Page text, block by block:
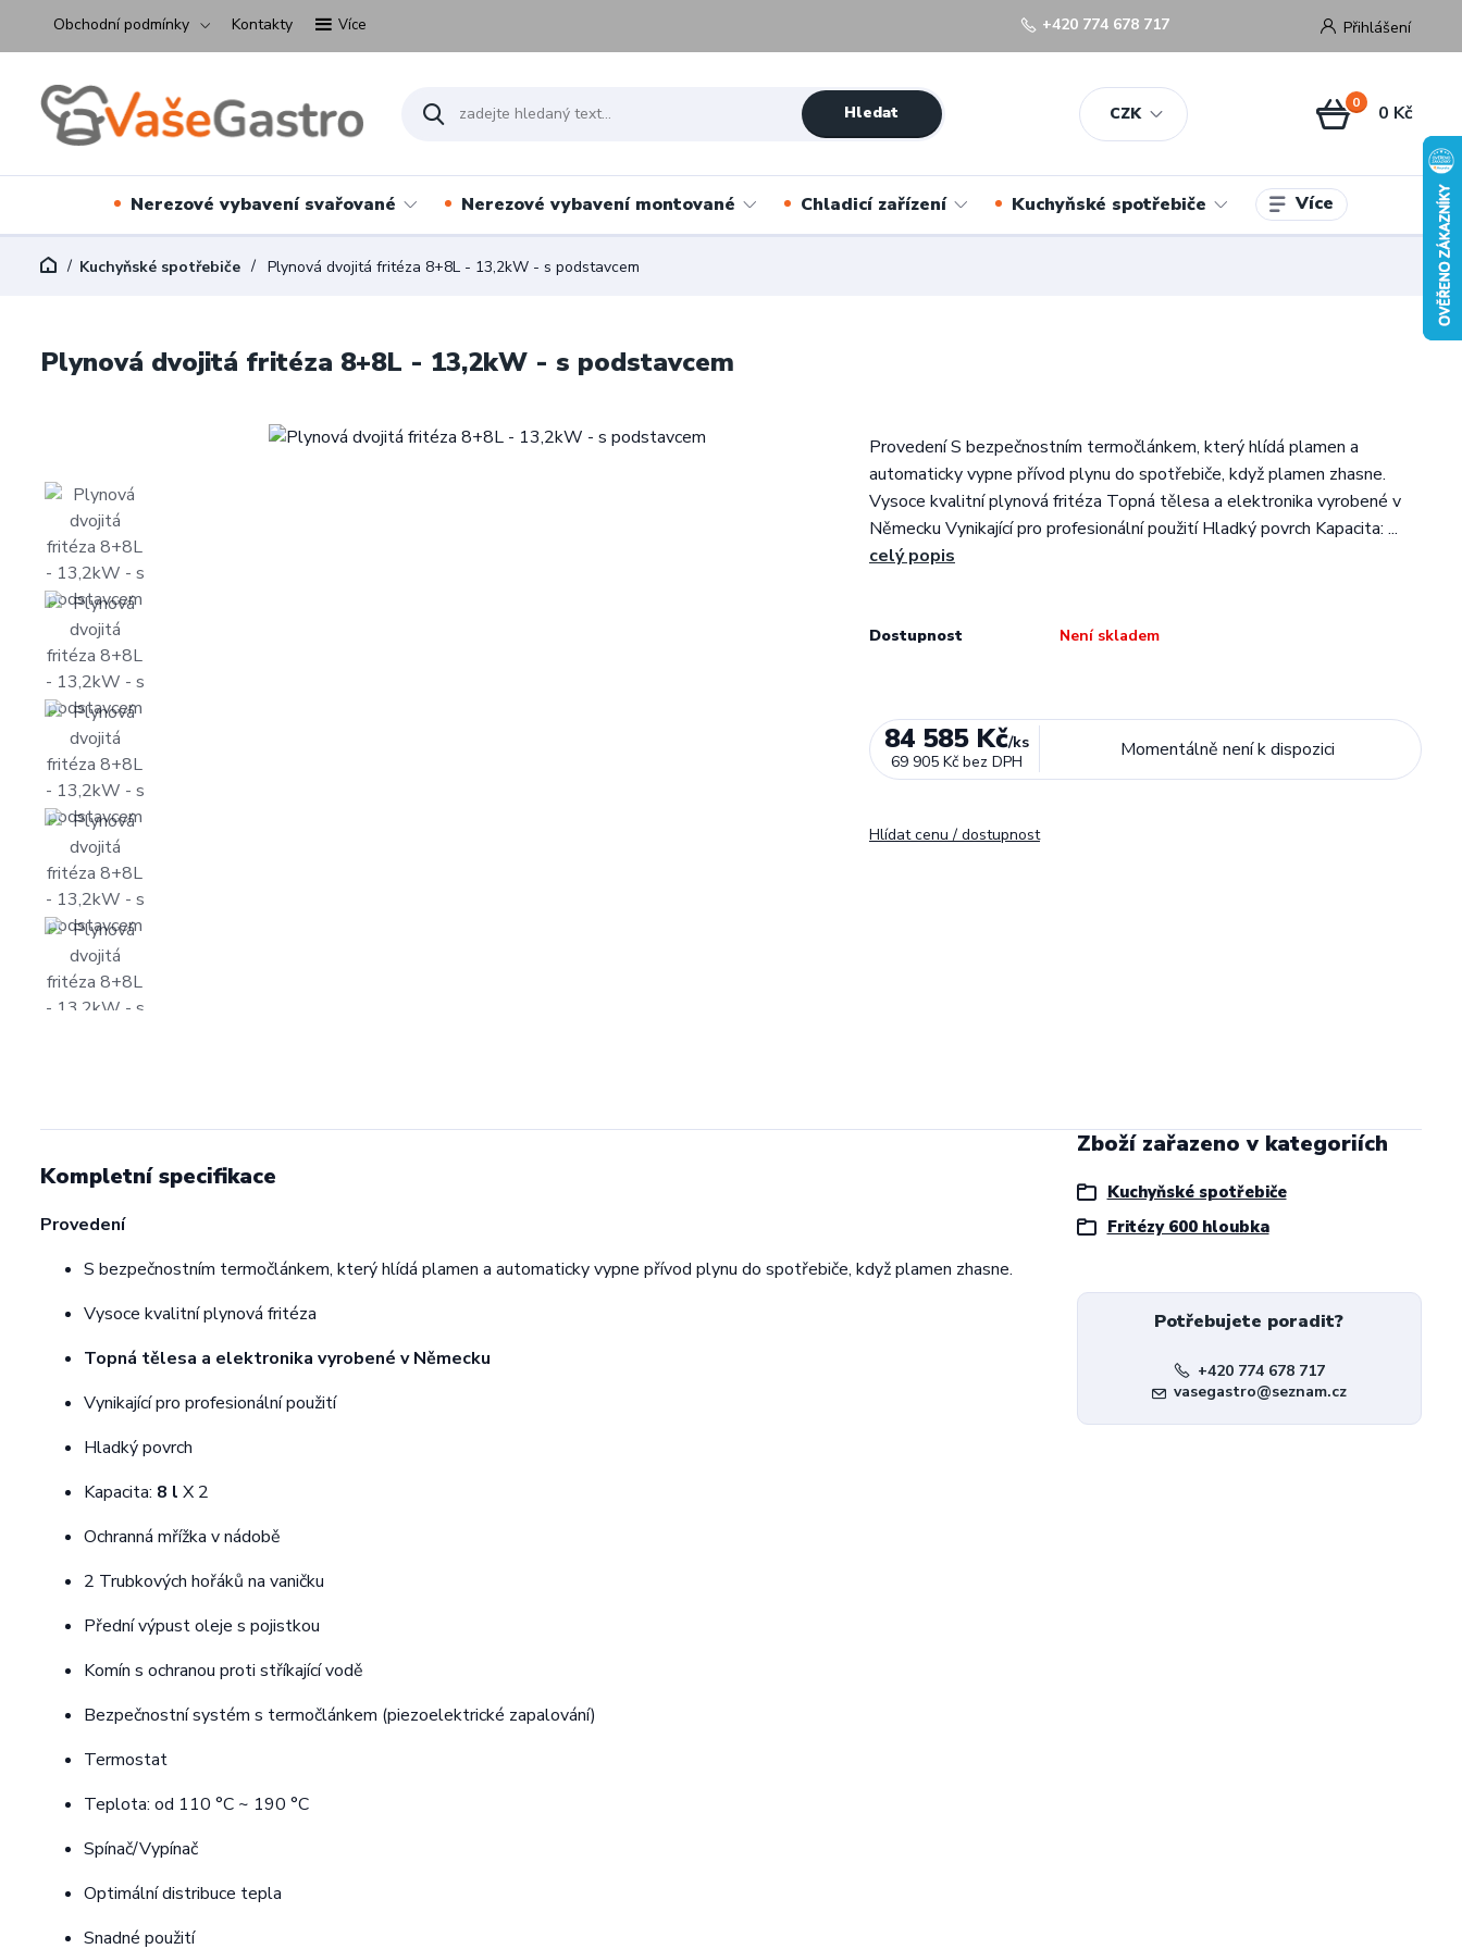
Obchodní podmínky Kontakty Více
CZK
Přihlášení
Hledat
+420 774 678 717
0 0 Kč
Nerezové vybavení svařované Nerezové vybavení montované Chladicí zařízení Kuchyňské spotřebiče Více
Kuchyňské spotřebiče Plynová dvojitá fritéza 8+8L - 13,2kW - s podstavcem
Plynová dvojitá fritéza 8+8L - 13,2kW - s podstavcem
Provedení S bezpečnostním termočlánkem, který hlídá plamen a
automaticky vypne přívod plynu do spotřebiče, když plamen zhasne.
Vysoce kvalitní plynová fritéza Topná tělesa a elektronika vyrobené v
Německu Vynikající pro profesionální použití Hladký povrch Kapacita: ...
celý popis
Dostupnost Není skladem
84 585 Kč/ks
69 905 Kč bez DPH
Momentálně není k dispozici
Hlídat cenu / dostupnost
Kompletní specifikace
Provedení
S bezpečnostním termočlánkem, který hlídá plamen a automaticky vypne přívod plynu do spotřebiče, když plamen zhasne.
Vysoce kvalitní plynová fritéza
Topná tělesa a elektronika vyrobené v Německu
Vynikající pro profesionální použití
Hladký povrch
Kapacita: 8 l X 2
Ochranná mřížka v nádobě
2 Trubkových hořáků na vaničku
Přední výpust oleje s pojistkou
Komín s ochranou proti stříkající vodě
Bezpečnostní systém s termočlánkem (piezoelektrické zapalování)
Termostat
Teplota: od 110 °C ~ 190 °C
Spínač/Vypínač
Optimální distribuce tepla
Snadné použití
Zboží zařazeno v kategoriích
Kuchyňské spotřebiče
Fritézy 600 hloubka
Potřebujete poradit?
+420 774 678 717
vasegastro@seznam.cz